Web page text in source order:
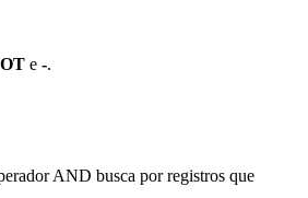
e -.
AND busca por registros que